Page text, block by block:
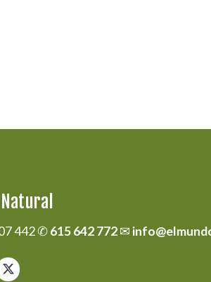
442 ✆615 642 772✉